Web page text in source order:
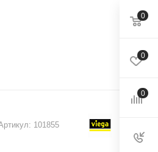
101855
0
0
0